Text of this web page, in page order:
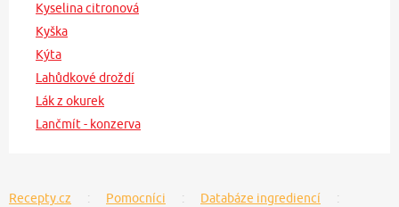
Kyselina citronová
Kyška
Kýta
Lahůdkové droždí
Lák z okurek
Lančmít - konzerva
Recepty.cz Pomocníci Databáze ingrediencí